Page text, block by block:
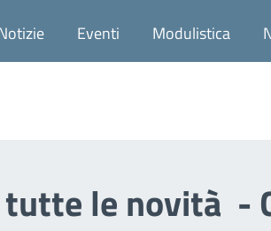
Eventi Modulistica
le novità -